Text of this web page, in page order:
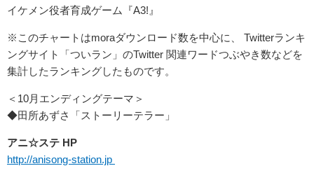
イケメン役者育成ゲーム『A3!』
※このチャートはmoraダウンロード数を中心に、 Twitterランキ
ングサイト「ついラン」のTwitter 関連ワードつぶやき数などを
集計したランキングしたものです。
＜10月エンディングテーマ＞
◆田所あずさ「ストーリーテラー」
アニ☆ステ HP
http://anisong-station.jp